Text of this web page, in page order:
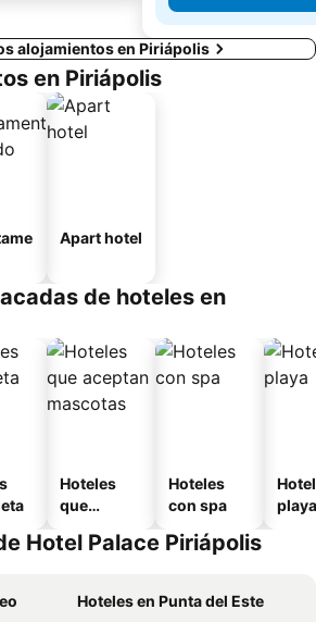
alojamientos en Piriápolis
en Piriápolis
Apart hotel
de hoteles en
Hoteles
que
mascotas
Hoteles
con spa
playa
Hotel Palace Piriápolis
Hoteles en Punta del Este